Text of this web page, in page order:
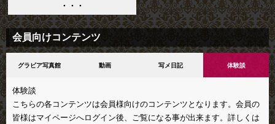
・・・
会員向けコンテンツ
グラビア写真館 動画 写メ日記 体験談
体験談
こちらの各コンテンツは会員様向けのコンテンツとなります。会員の
皆様はマイページへログイン後、ご覧になる事が出来ます。詳しくは